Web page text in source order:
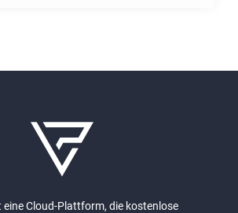
eine Cloud-Plattform, die kostenlose